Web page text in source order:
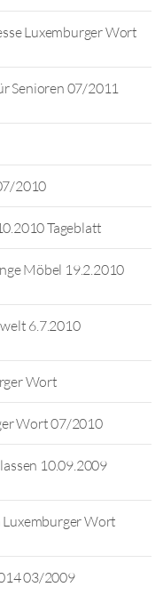
Luxemburger Wort
Senioren 07/2011
2010
Tageblatt
Möbel 19.2.2010
6.7.2010
Wort
Wort 07/2010
10.09.2009
Wort
03/2009